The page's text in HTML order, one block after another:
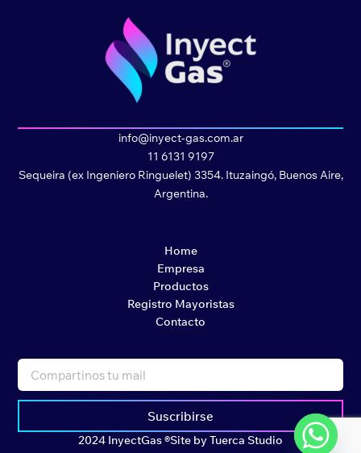
info@inyect-gas.com.ar
11 6131 9197
Sequeira (ex Ingeniero Ringuelet) 3354. Ituzaingó, Buenos Aire,
Argentina.
Home
Empresa
Productos
Registro Mayoristas
Contacto
Suscribirse
2024 InyectGas ®Site by Tuerca Studio